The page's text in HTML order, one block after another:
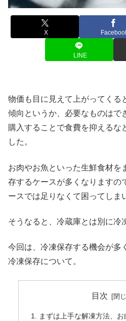
X
LINE
物価も目に見えて上がってくる
傾向というか、必要なものはで
購入することで食費を抑えるな
した。
お肉やお魚といった生鮮食材を
存するケースが多くなりますの
ースでは足りなくて困ってしま
そうなると、冷蔵庫とは別に冷
今回は、冷凍保存する機会が多
冷凍保存について。
目次
まずは上手な解凍方法、